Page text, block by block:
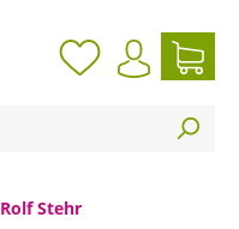
Rolf Stehr